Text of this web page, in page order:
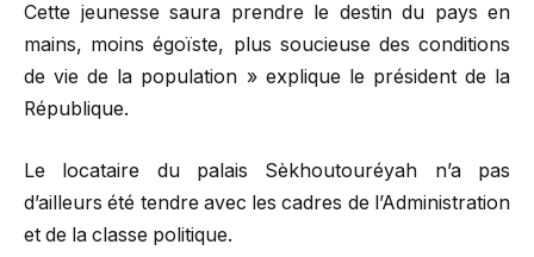
Cette jeunesse saura prendre le destin du pays en
mains, moins égoïste, plus soucieuse des conditions
de vie de la population » explique le président de la
République.
Le locataire du palais Sèkhoutouréyah n’a pas
d’ailleurs été tendre avec les cadres de l’Administration
et de la classe politique.